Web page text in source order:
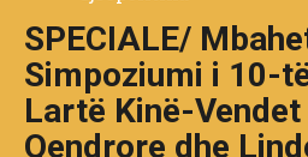
SPECIALE/
Simpoziumi i 10-
Lartë Kinë-Vendet
Qendrore dhe